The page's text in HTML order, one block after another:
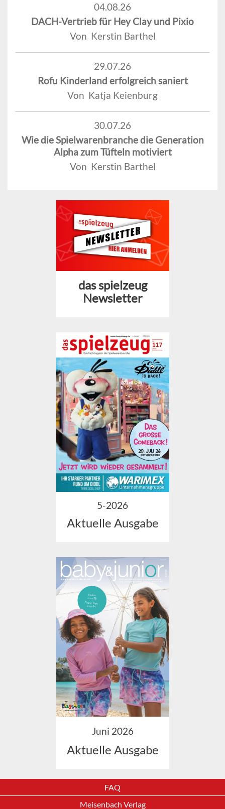
04.08.26
DACH-Vertrieb für Hey Clay und Pixio
Von Kerstin Barthel
29.07.26
Rofu Kinderland erfolgreich saniert
Von Katja Keienburg
30.07.26
Wie die Spielwarenbranche die Generation
Alpha zum Tüfteln motiviert
Von Kerstin Barthel
das spielzeug
Newsletter
5-2026
Aktuelle Ausgabe
Juni 2026
Aktuelle Ausgabe
FAQ
Meisenbach Verlag